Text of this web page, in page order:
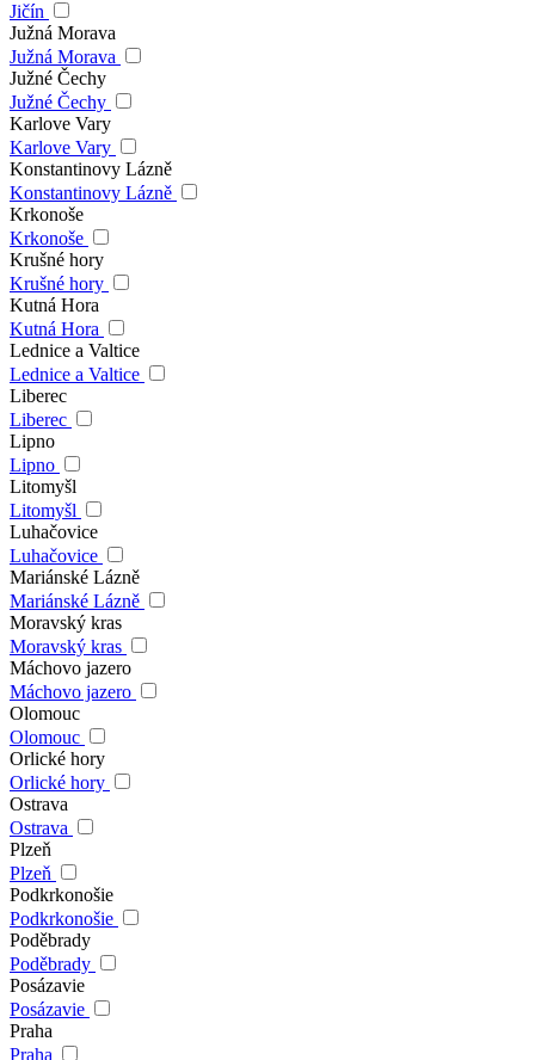
Jičín
Južná Morava
Južná Morava
Južné Čechy
Južné Čechy
Karlove Vary
Karlove Vary
Konstantinovy Lázně
Konstantinovy Lázně
Krkonoše
Krkonoše
Krušné hory
Krušné hory
Kutná Hora
Kutná Hora
Lednice a Valtice
Lednice a Valtice
Liberec
Liberec
Lipno
Lipno
Litomyšl
Litomyšl
Luhačovice
Luhačovice
Mariánské Lázně
Mariánské Lázně
Moravský kras
Moravský kras
Máchovo jazero
Máchovo jazero
Olomouc
Olomouc
Orlické hory
Orlické hory
Ostrava
Ostrava
Plzeň
Plzeň
Podkrkonošie
Podkrkonošie
Poděbrady
Poděbrady
Posázavie
Posázavie
Praha
Praha